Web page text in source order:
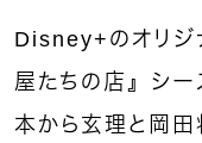
Disney+のオリジ
屋たちの店』シー
本から玄理と岡田